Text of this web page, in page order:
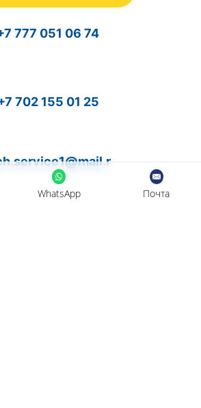
777 051 06 74
702 155 01 25
WhatsApp Почта